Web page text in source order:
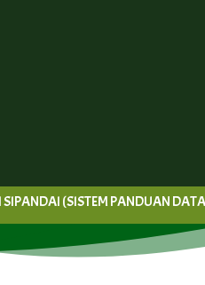
(SISTEM PANDUAN DATA DAN